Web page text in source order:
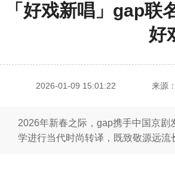
「好戏新唱」gap联
好
2026-01-09 15:01:22 来源
2026年新春之际，gap携手中国京
学进行当代时尚转译，既致敬源远